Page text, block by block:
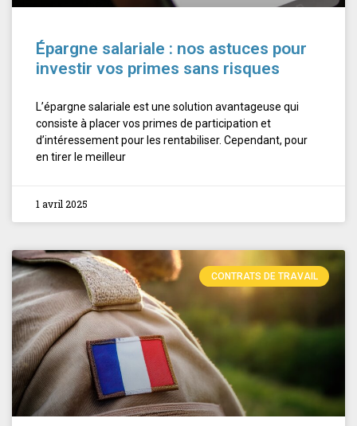
Épargne salariale : nos astuces pour
investir vos primes sans risques
L’épargne salariale est une solution avantageuse qui
consiste à placer vos primes de participation et
d’intéressement pour les rentabiliser. Cependant, pour
en tirer le meilleur
1 avril 2025
CONTRATS DE TRAVAIL